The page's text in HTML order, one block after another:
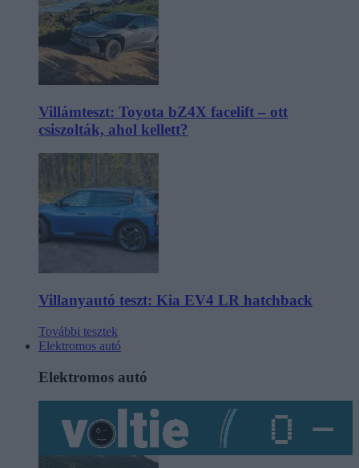
Villámteszt: Toyota bZ4X facelift – ott
csiszolták, ahol kellett?
Villanyautó teszt: Kia EV4 LR hatchback
További tesztek
Elektromos autó
Elektromos autó